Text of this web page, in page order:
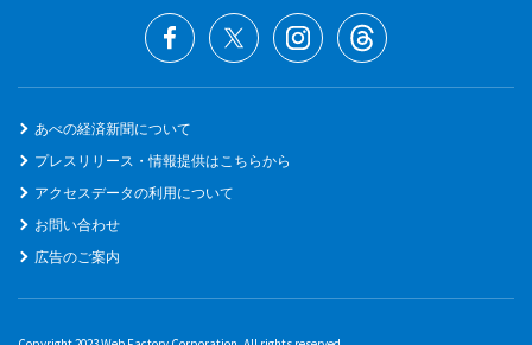
あべの経済新聞について
プレスリリース・情報提供はこちらから
アクセスデータの利用について
お問い合わせ
広告のご案内